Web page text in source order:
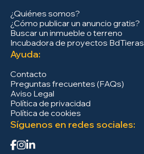
¿Quiénes somos?
¿Cómo publicar un anuncio gratis?
Buscar un inmueble o terreno
Incubadora de proyectos BdTieras
Ayuda:
Contacto
Preguntas frecuentes (FAQs)
Aviso Legal
Política de privacidad
Política de cookies
Síguenos en redes sociales: